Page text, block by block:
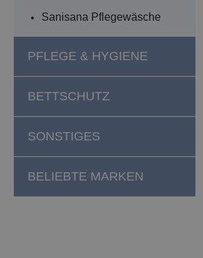
Sanisana Pflegewäsche
PFLEGE & HYGIENE
BETTSCHUTZ
SONSTIGES
BELIEBTE MARKEN